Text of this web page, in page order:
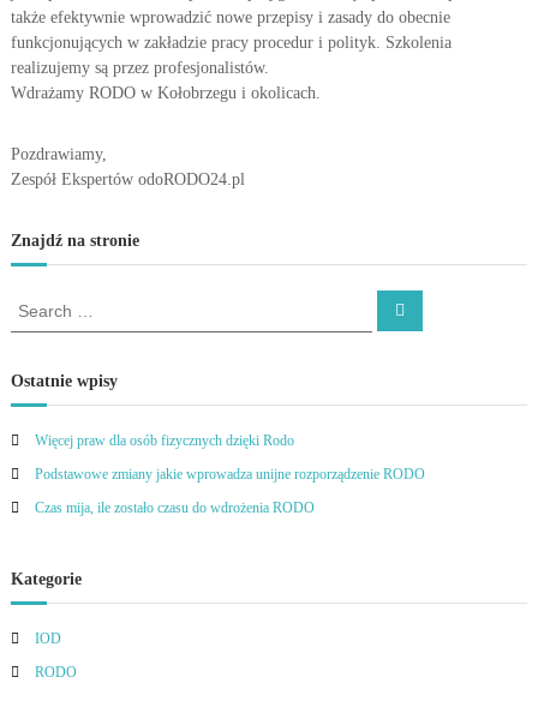
także efektywnie wprowadzić nowe przepisy i zasady do obecnie
funkcjonujących w zakładzie pracy procedur i polityk. Szkolenia
realizujemy są przez profesjonalistów.
Wdrażamy RODO w Kołobrzegu i okolicach.
Pozdrawiamy,
Zespół Ekspertów odoRODO24.pl
Znajdź na stronie
r
c
o
r
S
Ostatnie wpisy
Więcej praw dla osób fizycznych dzięki Rodo
Podstawowe zmiany jakie wprowadza unijne rozporządzenie RODO
Czas mija, ile zostało czasu do wdrożenia RODO
Kategorie
IOD
RODO